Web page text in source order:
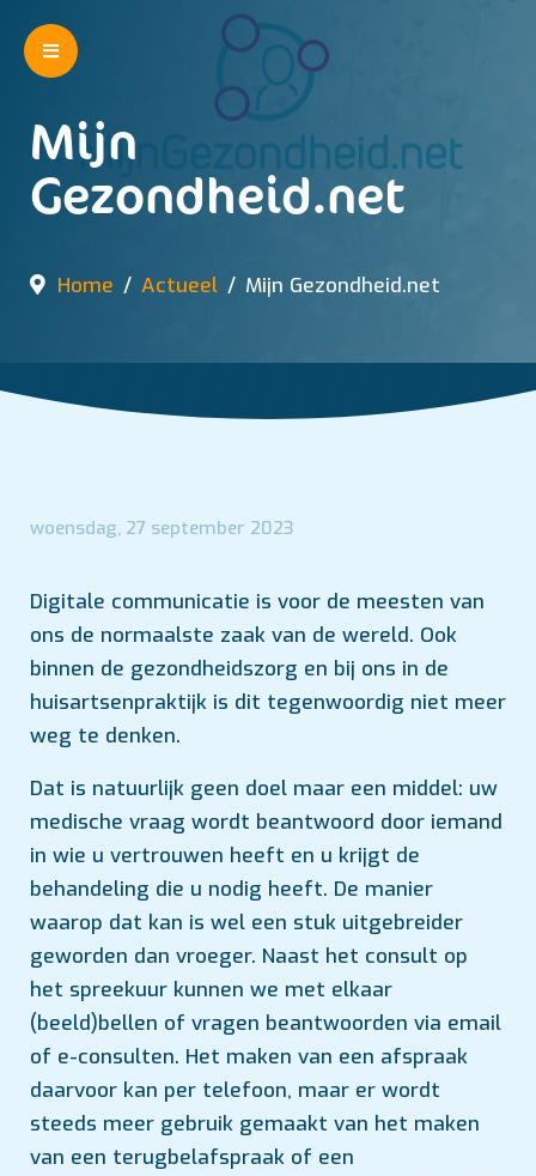
Mijn
Gezondheid.net
Home Actueel Mijn Gezondheid.net
woensdag, 27 september 2023
Digitale communicatie is voor de meesten van
ons de normaalste zaak van de wereld. Ook
binnen de gezondheidszorg en bij ons in de
huisartsenpraktijk is dit tegenwoordig niet meer
weg te denken.
Dat is natuurlijk geen doel maar een middel: uw
medische vraag wordt beantwoord door iemand
in wie u vertrouwen heeft en u krijgt de
behandeling die u nodig heeft. De manier
waarop dat kan is wel een stuk uitgebreider
geworden dan vroeger. Naast het consult op
het spreekuur kunnen we met elkaar
(beeld)bellen of vragen beantwoorden via email
of e-consulten. Het maken van een afspraak
daarvoor kan per telefoon, maar er wordt
steeds meer gebruik gemaakt van het maken
van een terugbelafspraak of een